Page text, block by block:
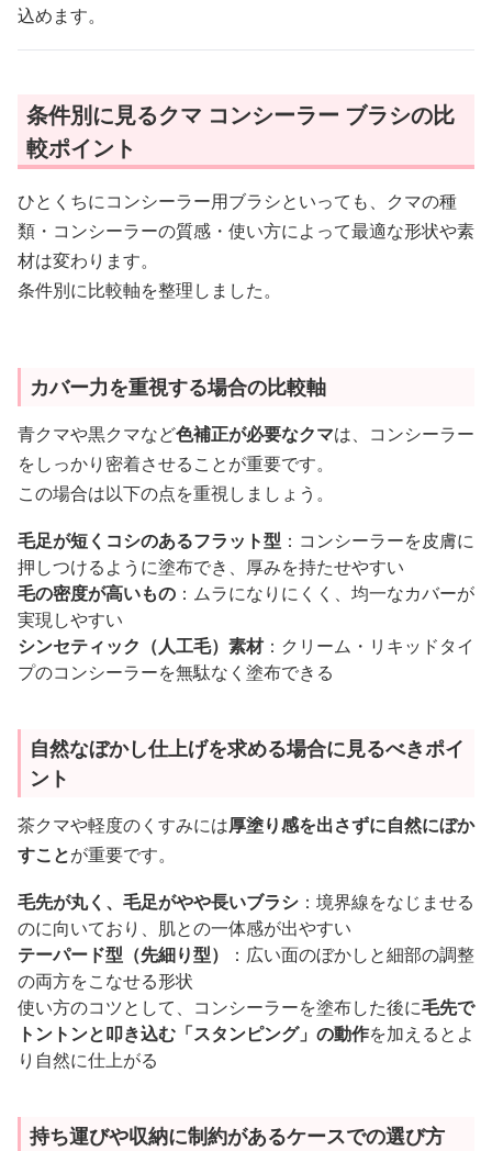
込めます。
条件別に見るクマ コンシーラー ブラシの比
較ポイント
ひとくちにコンシーラー用ブラシといっても、クマの種
類・コンシーラーの質感・使い方によって最適な形状や素
材は変わります。
条件別に比較軸を整理しました。
カバー力を重視する場合の比較軸
青クマや黒クマなど色補正が必要なクマは、コンシーラー
をしっかり密着させることが重要です。
この場合は以下の点を重視しましょう。
毛足が短くコシのあるフラット型 ：コンシーラーを皮膚に
押しつけるように塗布でき、厚みを持たせやすい
毛の密度が高いもの ：ムラになりにくく、均一なカバーが
実現しやすい
シンセティック（人工毛）素材：クリーム・リキッドタイ
プのコンシーラーを無駄なく塗布できる
自然なぼかし仕上げを求める場合に見るべきポイ
ント
茶クマや軽度のくすみには厚塗り感を出さずに自然にぼか
すことが重要です。
毛先が丸く、毛足がやや長いブラシ ：境界線をなじませる
のに向いており、肌との一体感が出やすい
テーパード型（先細り型）
：広い面のぼかしと細部の調整
の両方をこなせる形状
使い方のコツとして、コンシーラーを塗布した後に毛先で
トントンと叩き込む「スタンピング」の動作を加えるとよ
り自然に仕上がる
持ち運びや収納に制約があるケースでの選び方